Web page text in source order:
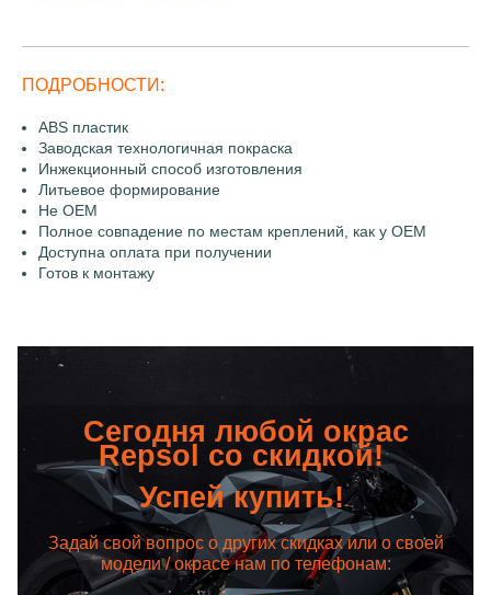
ПОДРОБНОСТИ:
ABS пластик
Заводская технологичная покраска
Инжекционный способ изготовления
Литьевое формирование
Не OEM
Полное совпадение по местам креплений, как у OEM
Доступна оплата при получении
Готов к монтажу
Сегодня любой окрас
Repsol со скидкой!
Успей купить!
Задай свой вопрос о других скидках или о своей
модели / окрасе нам по телефонам: